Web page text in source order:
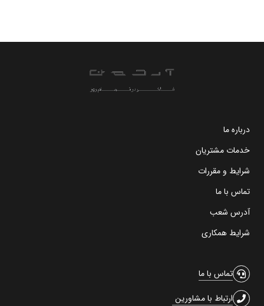
درباره ما
خدمات مشتریان
شرایط و مقررات
تماس با ما
آدرس شعب
شرایط همکاری
تماس با ما
ارتباط با مشاورین